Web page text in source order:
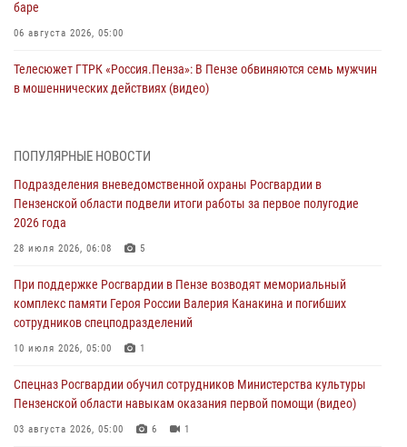
баре
06 августа 2026, 05:00
Телесюжет ГТРК «Россия.Пенза»: В Пензе обвиняются семь мужчин
в мошеннических действиях (видео)
В Заречном росгвардейцы почтили память легендарного генерала
05 августа 2026, 07:00
Сотрудники пензенского ОМОН «Страж» познакомили участников
сборов «Гвардеец» с вооружением и техникой Росгвардии
В Пензе сотрудники Росгвардии оказали помощь
дезориентированному пенсионеру
05 августа 2026, 04:00
В Пензе при силовой поддержке Росгвардии пресечена
деятельность ОПГ, маскировавшейся под реабилитационный центр
(видео)
ПОПУЛЯРНЫЕ НОВОСТИ
Подразделения вневедомственной охраны Росгвардии в
Пензенской области подвели итоги работы за первое полугодие
2026 года
28 июля 2026, 06:08 5
При поддержке Росгвардии в Пензе возводят мемориальный
комплекс памяти Героя России Валерия Канакина и погибших
сотрудников спецподразделений
10 июля 2026, 05:00 1
Спецназ Росгвардии обучил сотрудников Министерства культуры
Пензенской области навыкам оказания первой помощи (видео)
03 августа 2026, 05:00 6 1